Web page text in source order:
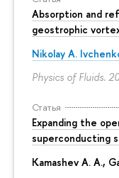
Absorption and
geostrophic
Nikolay A.
Physics of Fluids.
Статья
Expanding the
superconducting
Kamashev A. A.,